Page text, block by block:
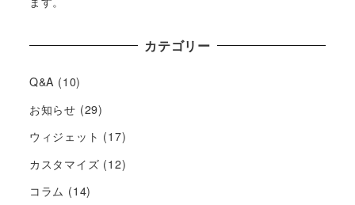
カテゴリー
Q&A (10)
お知らせ (29)
ウィジェット (17)
カスタマイズ (12)
コラム (14)